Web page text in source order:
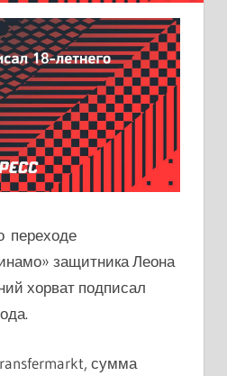
переходе
защитника Леона
хорват подписал
сумма